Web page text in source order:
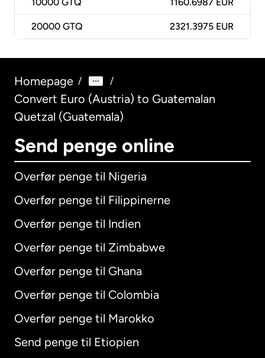
10000 GTQ 1160.6987 EUR
20000 GTQ 2321.3975 EUR
Homepage / /
Convert Euro (Austria) to Guatemalan
Quetzal (Guatemala)
Send penge online
Overfør penge til Nigeria
Overfør penge til Filippinerne
Overfør penge til Indien
Overfør penge til Zimbabwe
Overfør penge til Ghana
Overfør penge til Colombia
Overfør penge til Marokko
Send penge til Etiopien